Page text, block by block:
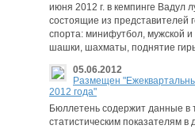
июня 2012 г. в кемпинге Вадул
состоящие из представителей
спорта: минифутбол, мужской
шашки, шахматы, поднятие
05.06.2012
Размещен
2012 года"
Бюллетень содержит данные
статистическим показателям